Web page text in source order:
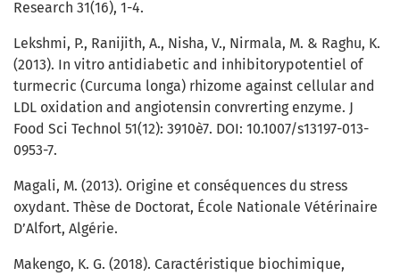
Research 31(16), 1-4.
Lekshmi, P., Ranijith, A., Nisha, V., Nirmala, M. & Raghu, K.
(2013). In vitro antidiabetic and inhibitorypotentiel of
turmecric (Curcuma longa) rhizome against cellular and
LDL oxidation and angiotensin convrerting enzyme. J
Food Sci Technol 51(12): 3910è7. DOI: 10.1007/s13197-013-
0953-7.
Magali, M. (2013). Origine et conséquences du stress
oxydant. Thèse de Doctorat, École Nationale Vétérinaire
D’Alfort, Algérie.
Makengo, K. G. (2018). Caractéristique biochimique,